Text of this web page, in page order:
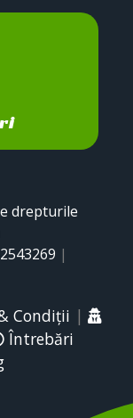
drepturile
|
Condiții |
Întrebări